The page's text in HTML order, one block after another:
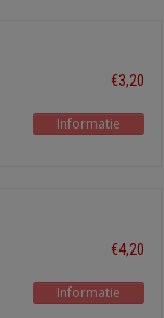
€3,20
Informatie
€4,20
Informatie